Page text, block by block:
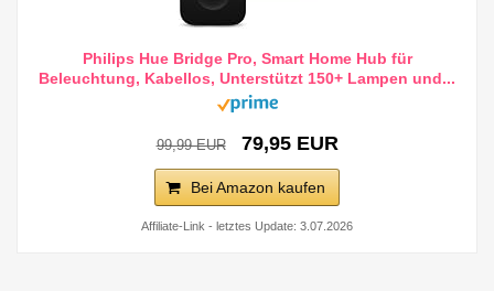
Philips Hue Bridge Pro, Smart Home Hub für
Beleuchtung, Kabellos, Unterstützt 150+ Lampen und...
99,99 EUR 79,95 EUR
Bei Amazon kaufen
Affiliate-Link - letztes Update: 3.07.2026